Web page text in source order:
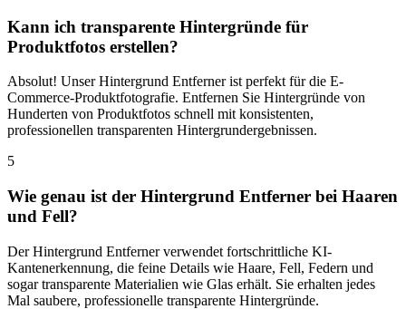
Kann ich transparente Hintergründe für
Produktfotos erstellen?
Absolut! Unser Hintergrund Entferner ist perfekt für die E-
Commerce-Produktfotografie. Entfernen Sie Hintergründe von
Hunderten von Produktfotos schnell mit konsistenten,
professionellen transparenten Hintergrundergebnissen.
5
Wie genau ist der Hintergrund Entferner bei Haaren
und Fell?
Der Hintergrund Entferner verwendet fortschrittliche KI-
Kantenerkennung, die feine Details wie Haare, Fell, Federn und
sogar transparente Materialien wie Glas erhält. Sie erhalten jedes
Mal saubere, professionelle transparente Hintergründe.